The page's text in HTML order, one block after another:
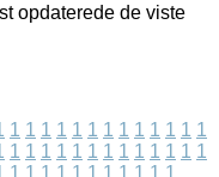
opdaterede de viste
1 1 1 1 1 1 1 1 1 1 1 1 1
1 1 1 1 1 1 1 1 1 1 1 1 1
1 1 1 1 1 1 1 1 1 1 1